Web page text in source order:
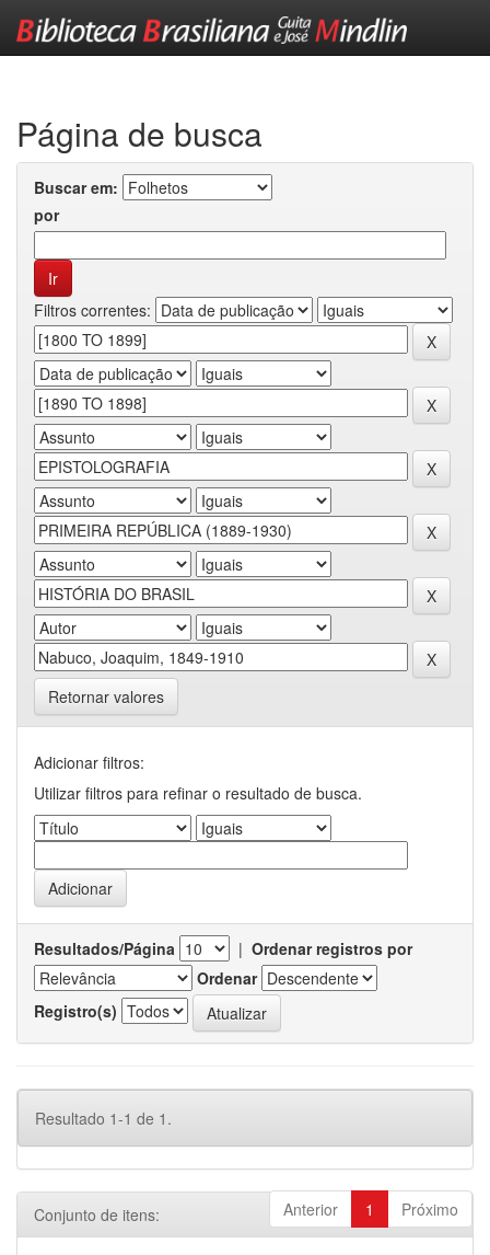
Página de busca
Buscar em:
por
Filtros correntes:
Retornar valores
Adicionar filtros:
Utilizar filtros para refinar o resultado de busca.
Resultados/Página | Ordenar registros por
Ordenar
Registro(s)
Resultado 1-1 de 1.
Anterior 1 Próximo
Conjunto de itens: